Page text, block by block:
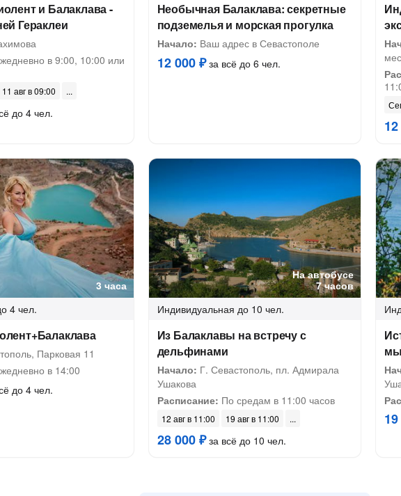
и Балаклава -
Гераклеи
в 9:00, 10:00 или
11 авг в 09:00
до 4 чел.
Необычная Балаклава: секретные
подземелья и морская прогулка
Начало: Ваш адрес в Севастополе
12 000 ₽за всё до 6 чел.
3 часа
4 чел.
Парковая 11
в 14:00
до 4 чел.
На автобусе
7 часов
Индивидуальная до 10 чел.
Из Балаклавы на встречу с
дельфинами
Начало: Г. Севастополь, пл. Адмирала
Ушакова
Расписание: По средам в 11:00 часов
12 авг в 11:00 19 авг в 11:00
28 000 ₽за всё до 10 чел.